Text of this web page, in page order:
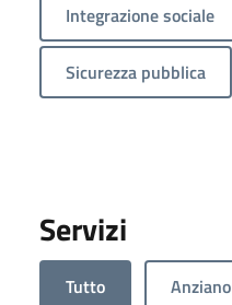
Integrazione sociale
Sicurezza pubblica
Servizi
Tutto Anziano